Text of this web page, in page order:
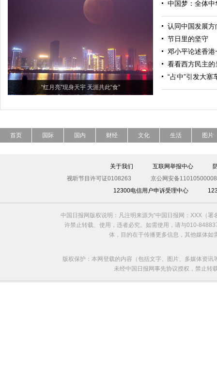
“红月亮”现身天宇 天涯共此“食”
中国梦：全体
认同中国发展方
节日里的坚守
邓小平论述香港
看看西方民主的
“占中”引发大塞
首页 国际 国内 财经 文化 生活 图片
关于我们 互联网举报中心
视听节目许可证0108263
京公网安备
12300电信用户申诉受理中心
中国日报网版权说明：凡注明来源为“中国日报网：XXX（
许禁止转载、使用，违者必究。如需使用，请与010-
体，目的在于传播更多信息，其他媒体
版权保护：本网登载的内容（包括文字、图片、多媒体资
未经中国日报网事先协议授权，禁止转